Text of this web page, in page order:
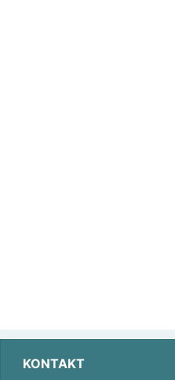
KONTAKT